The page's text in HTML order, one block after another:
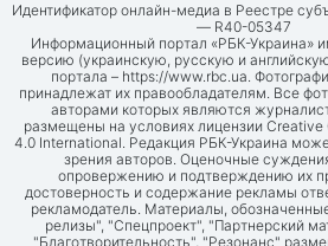
Идентификатор онлайн-медиа в Реестре
— R40-05347
Информационный портал «РБК-Украина»
версию (украинскую, русскую и
портала – https://www.rbc.ua.
принадлежат их правообладателям. Все
авторами которых являются
размещены на условиях лицензии Creative
4.0 International. Редакция РБК-Украина
зрения авторов. Оценочные
опровержению и подтверждению их
достоверность и содержание рекламы
рекламодатель. Материалы,
релизы", "Спецпроект", "Партнерский
"Благотворительность", "Резонанс"